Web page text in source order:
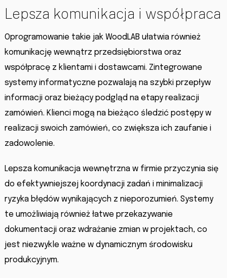
Lepsza komunikacja i współpraca
Oprogramowanie takie jak WoodLAB ułatwia również
komunikację wewnątrz przedsiębiorstwa oraz
współpracę z klientami i dostawcami. Zintegrowane
systemy informatyczne pozwalają na szybki przepływ
informacji oraz bieżący podgląd na etapy realizacji
zamówień. Klienci mogą na bieżąco śledzić postępy w
realizacji swoich zamówień, co zwiększa ich zaufanie i
zadowolenie.
Lepsza komunikacja wewnętrzna w firmie przyczynia się
do efektywniejszej koordynacji zadań i minimalizacji
ryzyka błędów wynikających z nieporozumień. Systemy
te umożliwiają również łatwe przekazywanie
dokumentacji oraz wdrażanie zmian w projektach, co
jest niezwykle ważne w dynamicznym środowisku
produkcyjnym.